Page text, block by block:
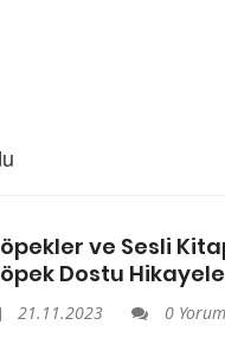
ve Sesli
Dostu
21.11.2023
0 Yorum